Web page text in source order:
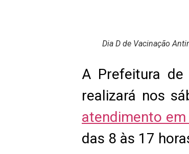
Dia D de Vacinação
A Prefeitura de
realizará nos
atendimento
das 8 às 17